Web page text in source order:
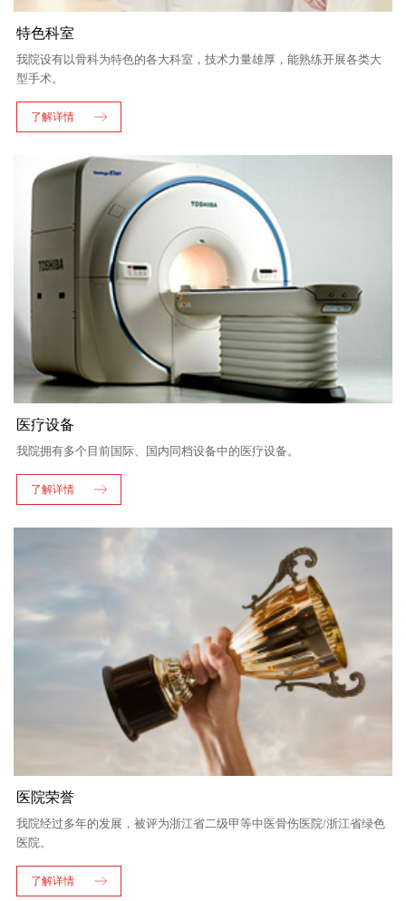
特色科室
我院设有以骨科为特色的各大科室，技术力量雄厚，能熟练开展各类大
型手术。
了解详情
医疗设备
我院拥有多个目前国际、国内同档设备中的医疗设备。
了解详情
医院荣誉
我院经过多年的发展，被评为浙江省二级甲等中医骨伤医院/浙江省绿色
医院。
了解详情